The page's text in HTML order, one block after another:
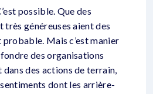
possible. Que des
généreuses aient des
probable. Mais c’est manier
des organisations
des actions de terrain,
dont les arrière-